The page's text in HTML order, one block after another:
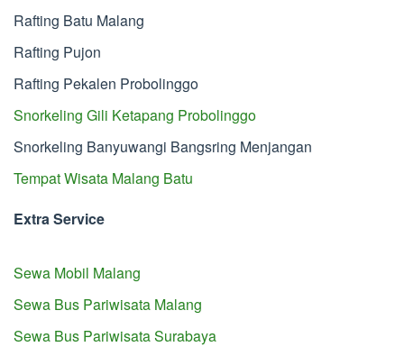
Rafting Batu Malang
Rafting Pujon
Rafting Pekalen Probolinggo
Snorkeling Gili Ketapang Probolinggo
Snorkeling Banyuwangi Bangsring Menjangan
Tempat Wisata Malang Batu
Extra Service
Sewa Mobil Malang
Sewa Bus Pariwisata Malang
Sewa Bus Pariwisata Surabaya